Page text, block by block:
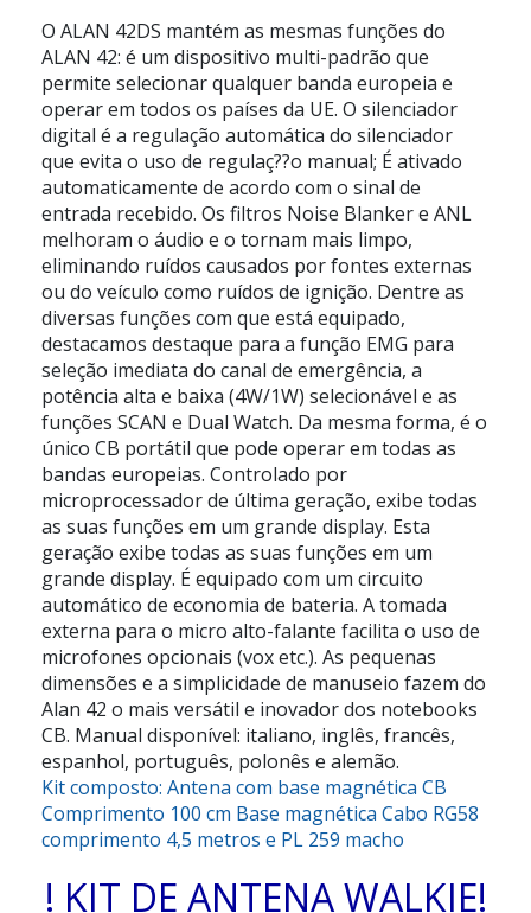
O ALAN 42DS mantém as mesmas funções do
ALAN 42: é um dispositivo multi-padrão que
permite selecionar qualquer banda europeia e
operar em todos os países da UE. O silenciador
digital é a regulação automática do silenciador
que evita o uso de regulaç??o manual; É ativado
automaticamente de acordo com o sinal de
entrada recebido. Os filtros Noise Blanker e ANL
melhoram o áudio e o tornam mais limpo,
eliminando ruídos causados por fontes externas
ou do veículo como ruídos de ignição. Dentre as
diversas funções com que está equipado,
destacamos destaque para a função EMG para
seleção imediata do canal de emergência, a
potência alta e baixa (4W/1W) selecionável e as
funções SCAN e Dual Watch. Da mesma forma, é o
único CB portátil que pode operar em todas as
bandas europeias. Controlado por
microprocessador de última geração, exibe todas
as suas funções em um grande display. Esta
geração exibe todas as suas funções em um
grande display. É equipado com um circuito
automático de economia de bateria. A tomada
externa para o micro alto-falante facilita o uso de
microfones opcionais (vox etc.). As pequenas
dimensões e a simplicidade de manuseio fazem do
Alan 42 o mais versátil e inovador dos notebooks
CB. Manual disponível: italiano, inglês, francês,
espanhol, português, polonês e alemão.
Kit composto: Antena com base magnética CB
Comprimento 100 cm Base magnética Cabo RG58
comprimento 4,5 metros e PL 259 macho
! KIT DE ANTENA WALKIE!